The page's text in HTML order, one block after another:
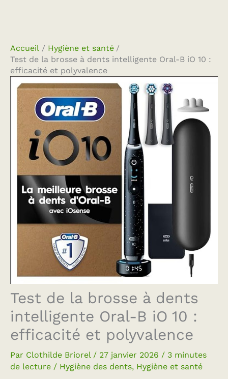
Accueil
Hygiène et santé
Test de la brosse à dents intelligente Oral-B iO 10 :
efficacité et polyvalence
Test de la brosse à dents
intelligente Oral-B iO 10 :
efficacité et polyvalence
Par Clothilde Briorel / 27 janvier 2026 / 3 minutes
de lecture / Hygiène des dents, Hygiène et santé